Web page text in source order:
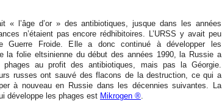
« l’âge d’or » des antibiotiques, jusque dans les années
n’étaient pas encore rédhibitoires. L’URSS y avait peu
Guerre Froide. Elle a donc continué à développer les
la folie eltsinienne du début des années 1990, la Russie a
au profit des antibiotiques, mais pas la Géorgie.
russes ont sauvé des flacons de la destruction, ce qui a
à nouveau en Russie dans les décennies suivantes. La
développe les phages est Mikrogen ®